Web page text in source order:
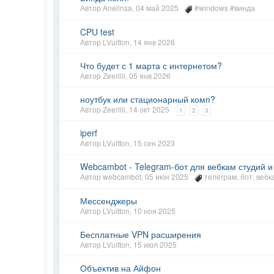
АвторAnelinsa ,04 май 2025 #windows #винда
CPU test
Автор LVuitton 14 янв 2026
Что будет с 1 марта с интернетом?
АвторZeerlili ,05 янв 2026
ноутбук или стационарный комп?
АвторZeerlili 14 окт 2025 1 2 3
iperf
Автор LVuitton 15 сен 2023
Webcambot - Telegram-бот для вебкам студий
Авторwebcambot ,05 июн 2025 телеграм ,бот
Мессенджеры
Автор LVuitton 10 ноя 2025
Бесплатные VPN расширения
Автор LVuitton 15 июл 2025
Объектив на Айфон